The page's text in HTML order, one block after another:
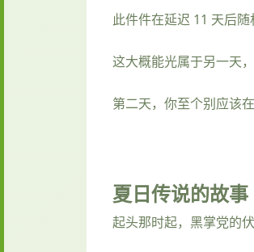
此件件在延迟 11 天后随
这大概能光属于另一天
第二天，你至个别应该
夏日传说的故事
起头那时起，黑掌党的